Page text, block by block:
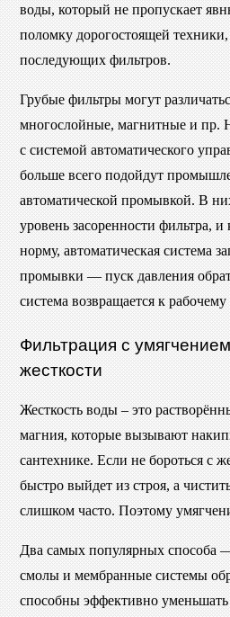
воды, который не пропускает
поломку дорогостоящей техники,
последующих фильтров.
Грубые фильтры могут
многослойные, магнитные и пр.
с системой автоматического
больше всего подойдут
автоматической промывкой. В
уровень засоренности фильтра,
норму, автоматическая система
промывки — пуск давления
система возвращается к
Фильтрация с
жесткости
Жесткость воды – это
магния, которые вызывают
сантехнике. Если не бороться с
быстро выйдет из строя, а
слишком часто. Поэтому
Два самых популярных способа
смолы и мембранные системы
способны эффективно